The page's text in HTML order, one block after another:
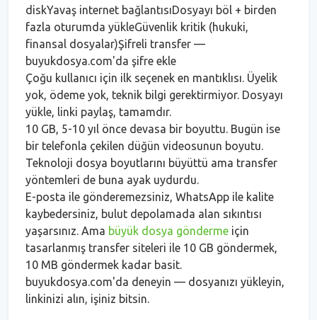
diskYavaş internet bağlantısıDosyayı böl + birden
fazla oturumda yükleGüvenlik kritik (hukuki,
finansal dosyalar)Şifreli transfer —
buyukdosya.com'da şifre ekle
Çoğu kullanıcı için ilk seçenek en mantıklısı. Üyelik
yok, ödeme yok, teknik bilgi gerektirmiyor. Dosyayı
yükle, linki paylaş, tamamdır.
10 GB, 5-10 yıl önce devasa bir boyuttu. Bugün ise
bir telefonla çekilen düğün videosunun boyutu.
Teknoloji dosya boyutlarını büyüttü ama transfer
yöntemleri de buna ayak uydurdu.
E-posta ile gönderemezsiniz, WhatsApp ile kalite
kaybedersiniz, bulut depolamada alan sıkıntısı
yaşarsınız. Ama büyük dosya gönderme için
tasarlanmış transfer siteleri ile 10 GB göndermek,
10 MB göndermek kadar basit.
buyukdosya.com'da deneyin — dosyanızı yükleyin,
linkinizi alın, işiniz bitsin.